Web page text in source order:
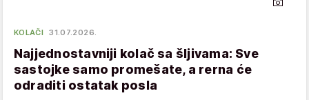
KOLAČI 31.07.2026.
Najjednostavniji kolač sa šljivama: Sve
sastojke samo promešate, a rerna će
odraditi ostatak posla